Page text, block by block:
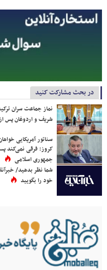
در بحث مشارکت کنید
نماز جماعت سران
شریف و اردوغان پس
سناتور آمریکایی
کروز: فرقی نمی‌کند
جمهوری اسلامی
شما نظر بدهید/
خود را بگویید